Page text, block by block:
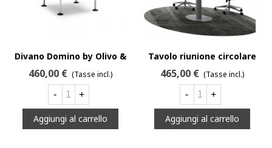
Divano Domino by Olivo &
Groppo
460,00 € (Tasse incl.)
-
+
Aggiungi al carrello
Tavolo riunione circolare
by Compir
465,00 € (Tasse incl.)
-
+
Aggiungi al carrello